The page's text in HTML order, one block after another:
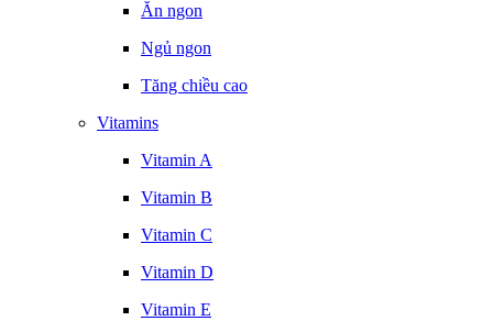
Ăn ngon
Ngủ ngon
Tăng chiều cao
Vitamins
Vitamin A
Vitamin B
Vitamin C
Vitamin D
Vitamin E